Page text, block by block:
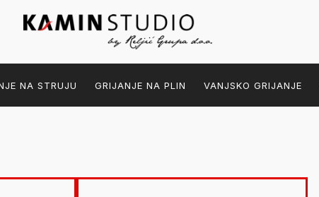
NA STRUJU GRIJANJE NA PLIN VANJSKO GRIJANJE